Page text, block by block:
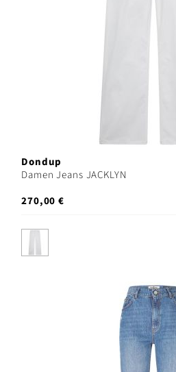
Dondup
Damen Jeans JACKLYN
270,00 €